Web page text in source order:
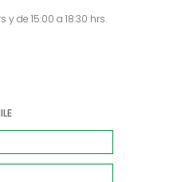
y de 15:00 a 18:30 hrs.